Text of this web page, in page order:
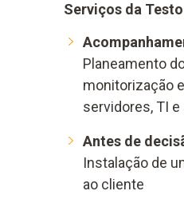
Serviços da
Planeamento
monitorização
servidores, TI
Antes de
Instalação de
ao cliente